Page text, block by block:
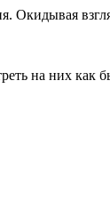
Окидывая
на них как